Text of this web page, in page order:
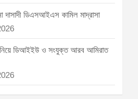
দাসাদী ডিএসআইএস কামিল মাদ্রাসা
নিয়ে ডিআইইউ ও সংযুক্ত আরব আমিরাত